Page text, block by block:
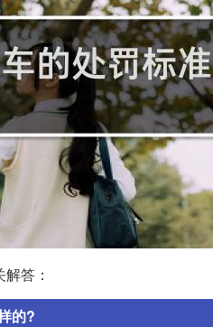
答：
的?